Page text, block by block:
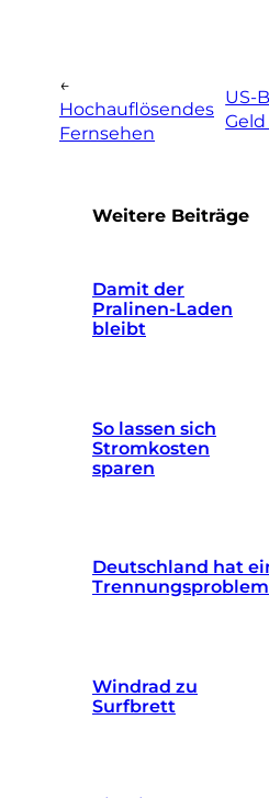
←
Hochauflösendes
Fernsehen
US-
Weitere Beiträge
Damit der
Pralinen-Laden
bleibt
So lassen sich
Stromkosten
sparen
Deutschland hat
Trennungsproblem
Windrad zu
Surfbrett